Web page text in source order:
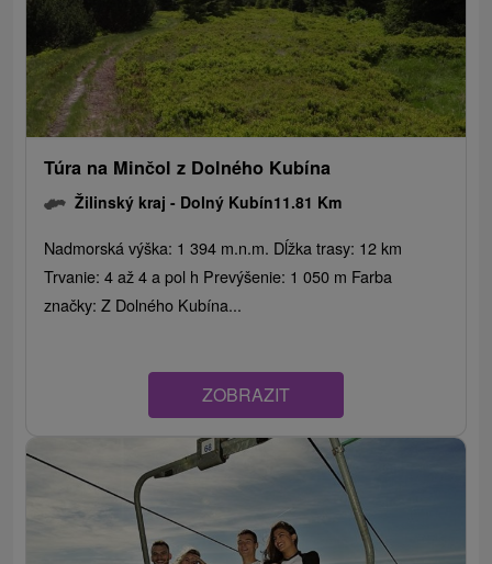
Túra na Minčol z Dolného Kubína
Žilinský kraj - Dolný Kubín11.81 Km
Nadmorská výška: 1 394 m.n.m. Dĺžka trasy: 12 km
Trvanie: 4 až 4 a pol h Prevýšenie: 1 050 m Farba
značky: Z Dolného Kubína...
ZOBRAZIT